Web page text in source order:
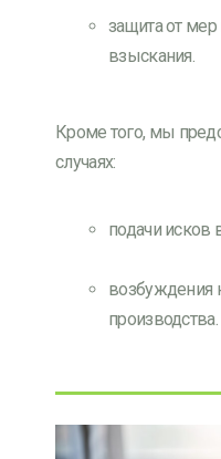
защита от мер
взыскания.
Кроме того, мы
случаях:
подачи исков
возбуждения
производства.